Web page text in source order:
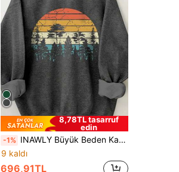
8,78TL tasarruf
edin
-1% INAWLY Büyük Beden Kadın Orman Silüeti Baskılı Rahat Yuvarlak Yaka Uzun Kollu Sweatshirtler Sonbahar ve Kış İçin
9 kaldı
696,91TL